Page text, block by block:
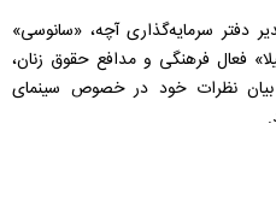
دفتر سرمایه‌گذاری آچه، «سانوسی»
فعال فرهنگی و مدافع حقوق زنان،
بیان نظرات خود در خصوص سینمای